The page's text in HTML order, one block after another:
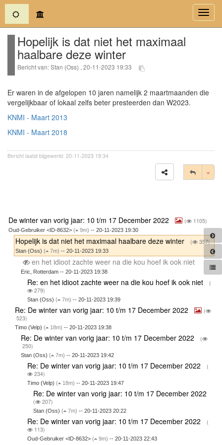
(current)
Hopelijk is dat niet het maximaal
haalbare deze winter
Bericht van: Stan (Oss) , 20-11-2023 19:33
Er waren in de afgelopen 10 jaren namelijk 2 maartmaanden die
vergelijkbaar of lokaal zelfs beter presteerden dan W2023.
KNMI - Maart 2013
KNMI - Maart 2018
Bericht laatst bijgewerkt: 20-11-2023 19:34
De winter van vorig jaar: 10 t/m 17 December 2022 ( 1105)
Oud-Gebruiker <ID-8632> ( 9m) -- 20-11-2023 19:30
Hopelijk is dat niet het maximaal haalbare deze winter ( 357)
Stan (Oss) ( 7m) -- 20-11-2023 19:33
en het idioot zachte weer na die kou hoef ik ook niet
Eric, Rotterdam -- 20-11-2023 19:38
Re: en het idioot zachte weer na die kou hoef ik ook niet
(
279)
Stan (Oss) ( 7m) -- 20-11-2023 19:39
Re: De winter van vorig jaar: 10 t/m 17 December 2022
(
523)
Timo (Velp) ( 18m) -- 20-11-2023 19:38
Re: De winter van vorig jaar: 10 t/m 17 December 2022
(
250)
Stan (Oss)( 7m) -- 20-11-2023 19:42
Re: De winter van vorig jaar: 10 t/m 17 December 2022
(
234)
Timo (Velp) ( 18m) -- 20-11-2023 19:47
Re: De winter van vorig jaar: 10 t/m 17 December 2022
( 207)
Stan (Oss)( 7m) -- 20-11-2023 20:22
Re: De winter van vorig jaar: 10 t/m 17 December 2022
(
113)
Oud-Gebruiker <ID-8632> ( 9m) -- 20-11-2023 22:43